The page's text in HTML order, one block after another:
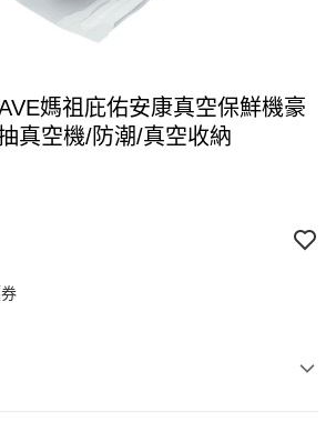
媽祖庇佑安康真空保鮮機豪
真空機/防潮/真空收納